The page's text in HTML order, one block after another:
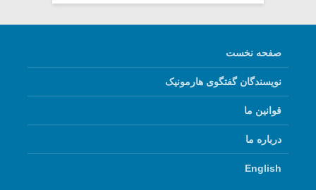
صفحه نخست
نویسندگان گفتگوی هارمونیک
قوانین ما
درباره ما
English